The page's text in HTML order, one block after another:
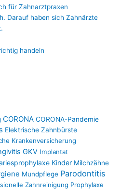
CORONA CORONA-Pandemie
Elektrische Zahnbürste
Krankenversicherung
GKV Implantat
Kinder Milchzähne
Mundpflege Parodontitis
Zahnreinigung Prophylaxe